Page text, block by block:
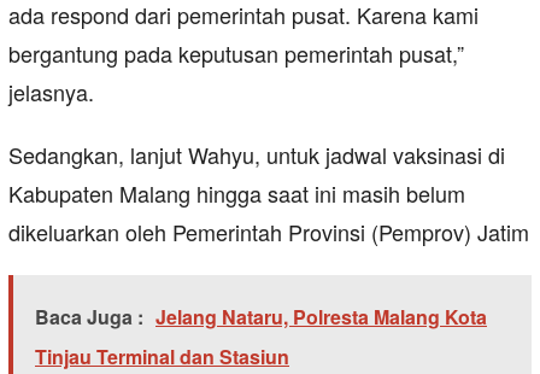
ada respond dari pemerintah pusat. Karena kami
bergantung pada keputusan pemerintah pusat,”
jelasnya.
Sedangkan, lanjut Wahyu, untuk jadwal vaksinasi di
Kabupaten Malang hingga saat ini masih belum
dikeluarkan oleh Pemerintah Provinsi (Pemprov) Jatim
Baca Juga : Jelang Nataru, Polresta Malang Kota
Tinjau Terminal dan Stasiun